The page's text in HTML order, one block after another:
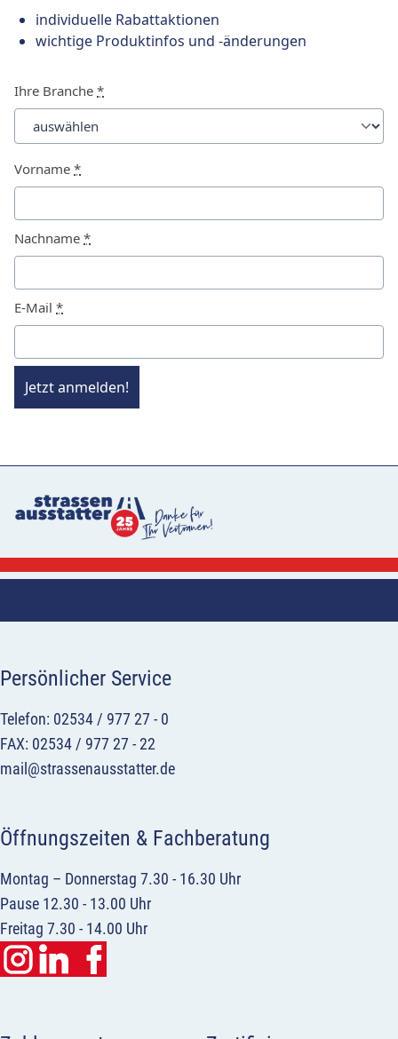
individuelle Rabattaktionen
wichtige Produktinfos und -änderungen
Ihre Branche *
Vorname *
Nachname *
E-Mail *
Jetzt anmelden!
Persönlicher Service
Telefon: 02534 / 977 27 - 0
FAX: 02534 / 977 27 - 22
mail@strassenausstatter.de
Öffnungszeiten & Fachberatung
Montag – Donnerstag 7.30 - 16.30 Uhr
Pause 12.30 - 13.00 Uhr
Freitag 7.30 - 14.00 Uhr